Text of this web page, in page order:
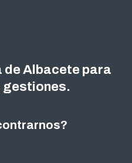
de Albacete para
gestiones.